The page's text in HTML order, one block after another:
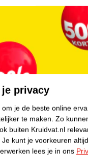
impact op het
je privacy
je de beste online
te maken. Zo
buiten Kruidvat.nl
Je kunt je voorkeuren
lees je in ons